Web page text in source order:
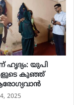
ഹൃദ്യം: യുപി
കുഞ്ഞ്
2025